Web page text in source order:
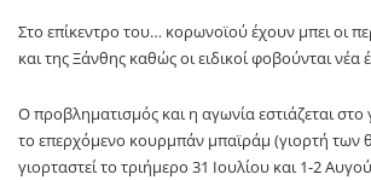
Στο επίκεντρο του… κορωνοϊού έχουν μπει οι
και της Ξάνθης καθώς οι ειδικοί φοβούνται
Ο προβληματισμός και η αγωνία εστιάζεται στο
το επερχόμενο κουρμπάν μπαϊράμ (γιορτή των
γιορταστεί το τριήμερο 31 Ιουλίου και 1-2